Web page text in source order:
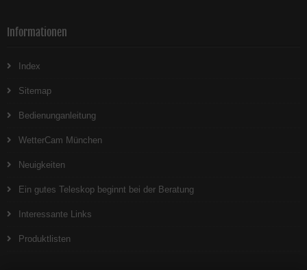
Informationen
Index
Sitemap
Bedienunganleitung
WetterCam München
Neuigkeiten
Ein gutes Teleskop beginnt bei der Beratung
Interessante Links
Produktlisten